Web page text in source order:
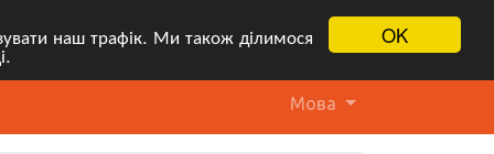
OK
наш трафік. Ми також ділимося
Мова